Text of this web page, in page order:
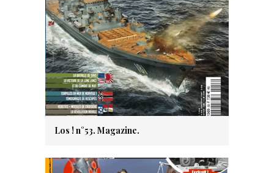
Los ! n°53. Magazine.